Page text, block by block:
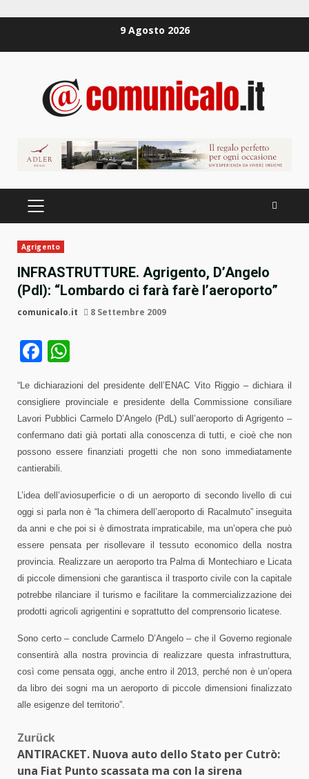
9 Agosto 2026
PRIMÄRES
MENÜ
Agrigento
INFRASTRUTTURE. Agrigento, D’Angelo
(Pdl): “Lombardo ci farà farè l’aeroporto”
comunicalo.it 8 Settembre 2009
Facebook
“Le dichiarazioni del presidente dell’ENAC Vito Riggio – dichiara il
consigliere provinciale e presidente della Commissione consiliare
Lavori Pubblici Carmelo D’Angelo (PdL) sull’aeroporto di Agrigento –
confermano dati già portati alla conoscenza di tutti, e cioè che non
possono essere finanziati progetti che non sono immediatamente
cantierabili.
L’idea dell’aviosuperficie o di un aeroporto di secondo livello di cui
oggi si parla non è “la chimera dell’aeroporto di Racalmuto” inseguita
da anni e che poi si è dimostrata impraticabile, ma un’opera che può
essere pensata per risollevare il tessuto economico della nostra
provincia. Realizzare un aeroporto tra Palma di Montechiaro e Licata
di piccole dimensioni che garantisca il trasporto civile con la capitale
potrebbe rilanciare il turismo e facilitare la commercializzazione dei
prodotti agricoli agrigentini e soprattutto del comprensorio licatese.
Sono certo – conclude Carmelo D’Angelo – che il Governo regionale
consentirà alla nostra provincia di realizzare questa infrastruttura,
così come pensata oggi, anche entro il 2013, perché non è un’opera
da libro dei sogni ma un aeroporto di piccole dimensioni finalizzato
alle esigenze del territorio”.
Beitragsnavigation
Zurück
ANTIRACKET. Nuova auto dello Stato per Cutrò:
una Fiat Punto scassata ma con la sirena